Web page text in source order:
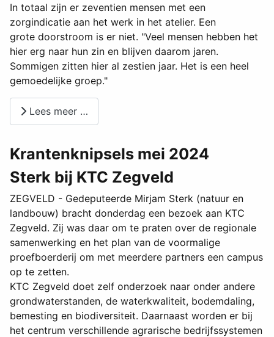
In totaal zijn er zeventien mensen met een
zorgindicatie aan het werk in het atelier. Een
grote doorstroom is er niet. "Veel mensen hebben het
hier erg naar hun zin en blijven daarom jaren.
Sommigen zitten hier al zestien jaar. Het is een heel
gemoedelijke groep."
Lees meer …
Krantenknipsels mei 2024
Sterk bij KTC Zegveld
ZEGVELD - Gedeputeerde Mirjam Sterk (natuur en
landbouw) bracht donderdag een bezoek aan KTC
Zegveld. Zij was daar om te praten over de regionale
samenwerking en het plan van de voormalige
proefboerderij om met meerdere partners een campus
op te zetten.
KTC Zegveld doet zelf onderzoek naar onder andere
grondwaterstanden, de waterkwaliteit, bodemdaling,
bemesting en biodiversiteit. Daarnaast worden er bij
het centrum verschillende agrarische bedrijfssystemen